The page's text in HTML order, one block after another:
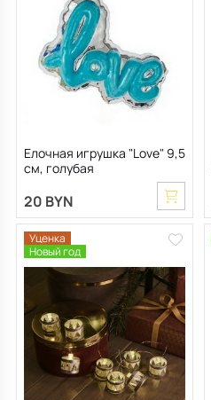
Елочная игрушка "Love" 9,5
см, голубая
20 BYN
Уценка
Новый год